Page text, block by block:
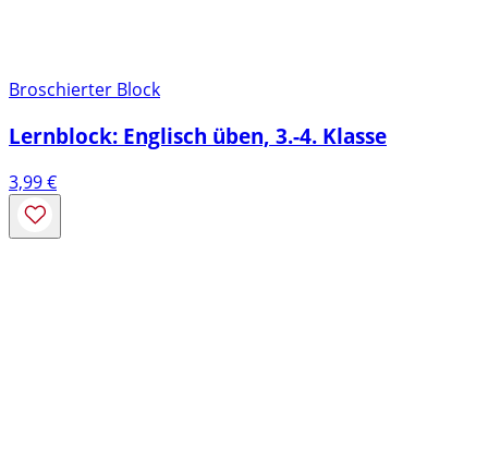
Broschierter Block
Lernblock: Englisch üben, 3.-4. Klasse
3,99€